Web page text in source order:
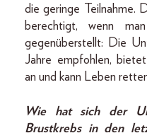
die geringe Teilnahme.
berechtigt, wenn
gegenüberstellt: Die
Jahre empfohlen,
an und kann Leben
Wie hat sich der
Brustkrebs in den